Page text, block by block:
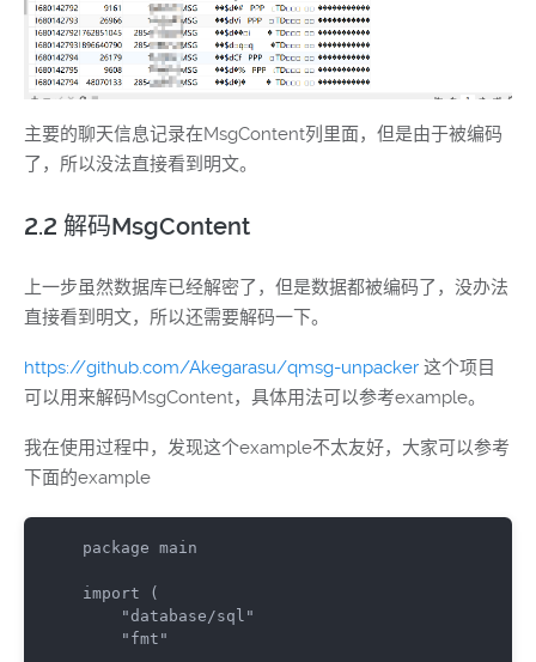
主要的聊天信息记录在MsgContent列里面，但是由于被编码
了，所以没法直接看到明文。
2.2 解码MsgContent
上一步虽然数据库已经解密了，但是数据都被编码了，没办法
直接看到明文，所以还需要解码一下。
https://github.com/Akegarasu/qmsg-unpacker 这个项目
可以用来解码MsgContent，具体用法可以参考example。
我在使用过程中，发现这个example不太友好，大家可以参考
下面的example
package main
import (
"database/sql"
"fmt"